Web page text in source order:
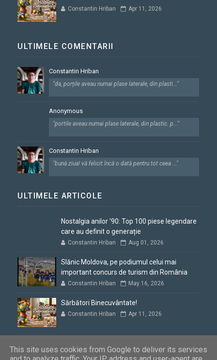
Constantin Hriban Apr 11, 2026
ULTIMELE COMENTARII
Constantin Hriban
"da, porțile aveau numai plase laterale, din plasti..."
Anonymous
"portile aveau numai plase laterale, din plastic. p..."
Constantin Hriban
"bună ziua! vă felicit încă o dată pentru tot ceea ..."
ULTIMELE ARTICOLE
Nostalgia anilor '90: Top 100 piese legendare
care au definit o generație
Constantin Hriban Aug 01, 2026
Slănic Moldova, pe podiumul celui mai
important concurs de turism din România
Constantin Hriban May 16, 2026
Sărbători Binecuvântate!
Constantin Hriban Apr 11, 2026
This site uses cookies from Google to deliver its services